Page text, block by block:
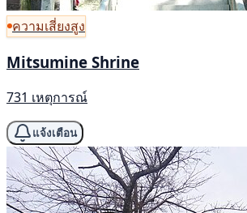
ความเสี่ยงสูง
Mitsumine Shrine
731 เหตุการณ์
แจ้งเตือน